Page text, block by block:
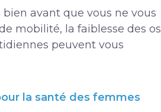
avant que vous ne vous
mobilité, la faiblesse des os
peuvent vous
la santé des femmes